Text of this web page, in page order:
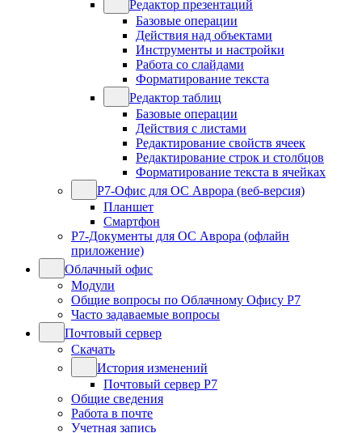
Редактор презентаций
Базовые операции
Действия над объектами
Инструменты и настройки
Работа со слайдами
Форматирование текста
Редактор таблиц
Базовые операции
Действия с листами
Редактирование свойств ячеек
Редактирование строк и столбцов
Форматирование текста в ячейках
Р7-Офис для ОС Аврора (веб-версия)
Планшет
Смартфон
Р7-Документы для ОС Аврора (офлайн
приложение)
Облачный офис
Модули
Общие вопросы по Облачному Офису Р7
Часто задаваемые вопросы
Почтовый сервер
Скачать
История изменений
Почтовый сервер Р7
Общие сведения
Работа в почте
Учетная запись